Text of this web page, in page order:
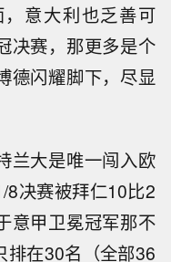
意大利也乏善可
决赛，那更多是个
德闪耀脚下，尽显
兰大是唯一闯入欧
8决赛被拜仁10比2
意甲卫冕冠军那不
排在30名（全部36